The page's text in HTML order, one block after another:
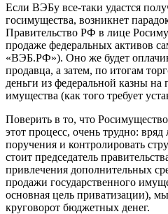
Если ВЭБу все-таки удастся
госимущества, возникнет
Правительство РФ в лице
продаже федеральных активов
«ВЭБ.РФ»). Оно же будет
продавца, а затем, по итогам
деньги из федеральной казны
имущества (как того требует
Поверить в то, что
этот процесс, очень трудно: вряд
поручения и контролировать
стоит председатель
привлечения дополнительных
продажи государственного
основная цель приватизации),
круговорот бюджетных денег.